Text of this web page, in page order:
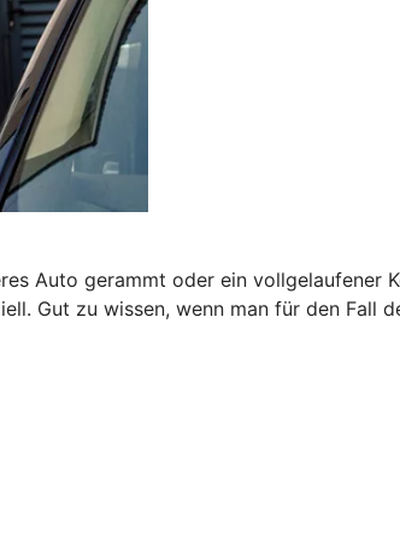
Auto gerammt oder ein vollgelaufener
Gut zu wissen, wenn man für den Fall